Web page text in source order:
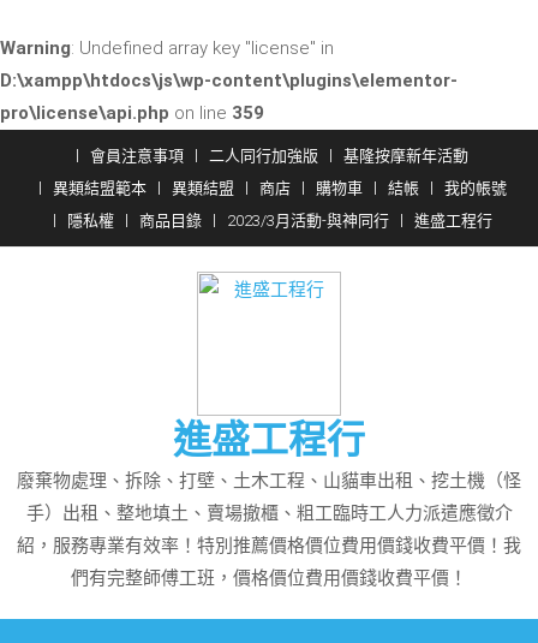
Warning: Undefined array key "license" in
D:\xampp\htdocs\js\wp-content\plugins\elementor-
pro\license\api.php on line 359
content
會員注意事項 二人同行加強版
基隆按摩新年活動
異類結盟範本
異類結盟 商店 購物車 結帳
我的帳號
隱私權
商品目錄 2023/3月活動-與神同行 進盛工程行
進盛工程行
廢棄物處理、拆除、打壁、土木工程、山貓車出租、挖土機（怪
手）出租、整地填土、賣場撤櫃、粗工臨時工人力派遣應徵介
紹，服務專業有效率！特別推薦價格價位費用價錢收費平價！我
們有完整師傅工班，價格價位費用價錢收費平價！